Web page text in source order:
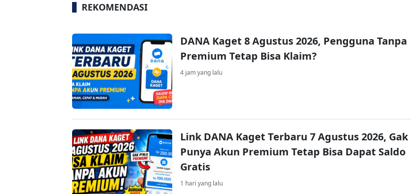
REKOMENDASI
DANA Kaget 8 Agustus 2026, Pengguna Tanpa
Premium Tetap Bisa Klaim?
4 jam yang lalu
Link DANA Kaget Terbaru 7 Agustus 2026, Gak
Punya Akun Premium Tetap Bisa Dapat Saldo
Gratis
1 hari yang lalu